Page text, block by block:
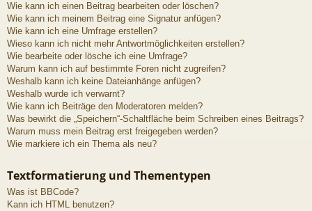
Wie kann ich einen Beitrag bearbeiten oder löschen?
Wie kann ich meinem Beitrag eine Signatur anfügen?
Wie kann ich eine Umfrage erstellen?
Wieso kann ich nicht mehr Antwortmöglichkeiten erstellen?
Wie bearbeite oder lösche ich eine Umfrage?
Warum kann ich auf bestimmte Foren nicht zugreifen?
Weshalb kann ich keine Dateianhänge anfügen?
Weshalb wurde ich verwarnt?
Wie kann ich Beiträge den Moderatoren melden?
Was bewirkt die „Speichern“-Schaltfläche beim Schreiben eines Beitrags?
Warum muss mein Beitrag erst freigegeben werden?
Wie markiere ich ein Thema als neu?
Textformatierung und Thementypen
Was ist BBCode?
Kann ich HTML benutzen?